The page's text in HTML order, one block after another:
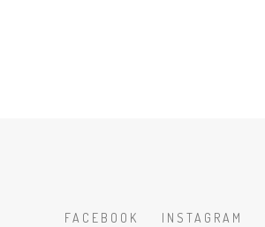
FACEBOOK INSTAGRAM